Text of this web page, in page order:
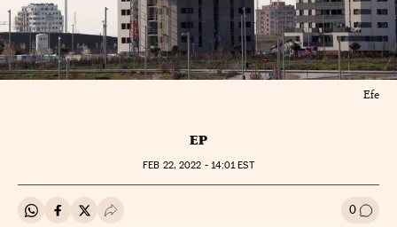
Efe
EP
FEB 22, 2022 - 14:01EST
Compartir en Whatsapp
Compartir en Facebook
Compartir en Twitter
Desplegar Redes Sociales 0 Ir a